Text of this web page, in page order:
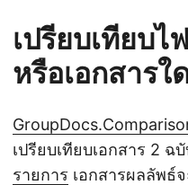
เปรียบเทียบ
หรือเอกสารใ
เปรียบเทียบเอกสาร 2 ฉ
รายการ เอกสารผลลัพธ์